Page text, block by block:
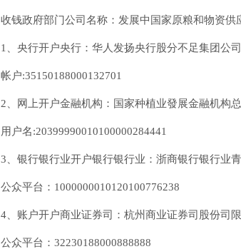
收钱政府部门公司名称：发展中国家原粮和物资
1、央行开户央行：华人发扬央行股分不足集团公
帐户:35150188000132701
2、网上开户金融机构：国家种植业發展金融机构
用户名:20399990010100000284441
3、银行银行业开户银行银行业：浙商银行银行业
公众平台：1000000010120100776238
4、账户开户商业证券司：杭州商业证券司股份司
公众平台：32230188000888888